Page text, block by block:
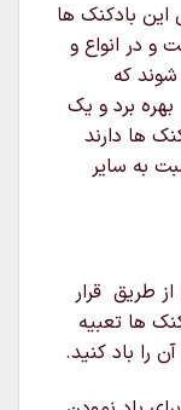
بادکنک ها
و در انواع و
که
برد و یک
ها دارند
به سایر
از طریق قرار
ها تعبیه
را باد کنید.